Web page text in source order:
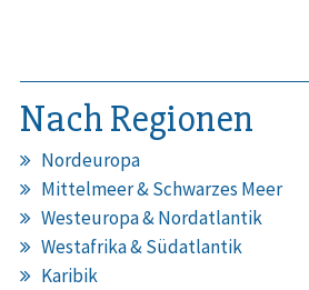
Nach Regionen
Nordeuropa
Mittelmeer & Schwarzes Meer
Westeuropa & Nordatlantik
Westafrika & Südatlantik
Karibik